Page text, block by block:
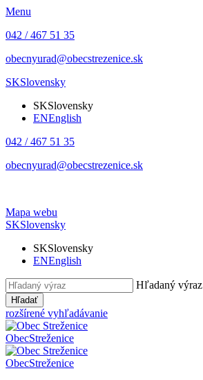
Menu
042 / 467 51 35
obecnyurad@obecstrezenice.sk
SKSlovensky
SKSlovensky
ENEnglish
042 / 467 51 35
obecnyurad@obecstrezenice.sk
Mapa webu
SKSlovensky
SKSlovensky
ENEnglish
Hľadaný výraz
Hľadať
rozšírené vyhľadávanie
ObecStreženice
ObecStreženice